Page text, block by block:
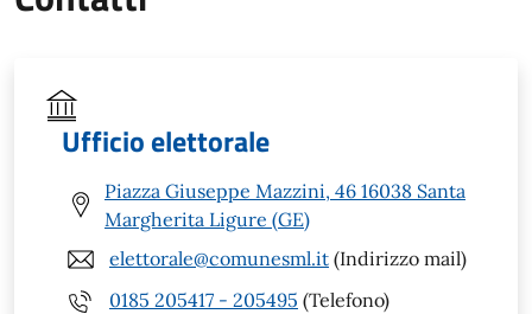
Ufficio elettorale
Piazza Giuseppe Mazzini, 46 16038 Santa
Margherita Ligure (GE)
elettorale@comunesml.it (Indirizzo mail)
0185 205417 - 205495 (Telefono)